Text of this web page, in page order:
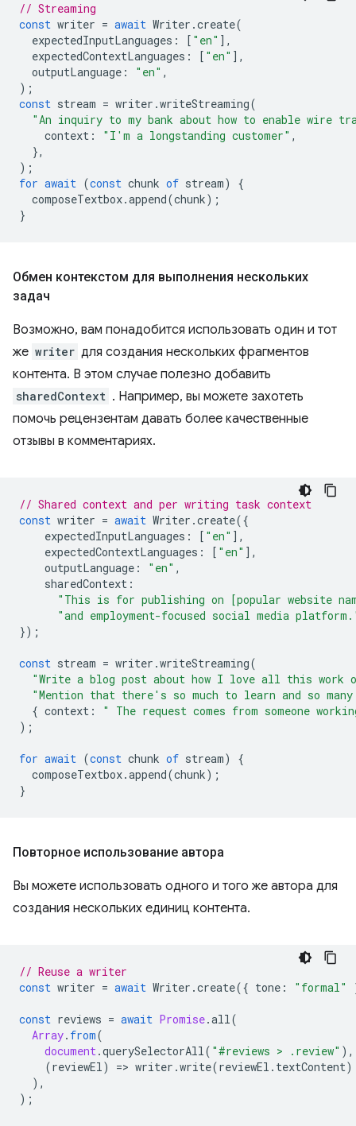
// Streaming
const writer = await Writer .create(
expectedInputLanguages : [ "en" ],
expectedContextLanguages : [ "en" ],
outputLanguage : "en" ,
);
const stream = writer .writeStreaming(
"An inquiry to my bank about how to enable wire
context : "I'm a longstanding customer" ,
},
);
for await (const chunk of stream)
{
composeTextbox.append(chunk);
}
Обмен контекстом для выполнения нескольких
задач
Возможно, вам понадобится использовать один и тот
же writer для создания нескольких фрагментов
контента. В этом случае полезно добавить
sharedContext . Например, вы можете захотеть
помочь рецензентам давать более качественные
отзывы в комментариях.
// Shared context and per writing task context
const writer = await Writer .create({
expectedInputLanguages : [ "en" ],
expectedContextLanguages : [ "en" ],
outputLanguage : "en" ,
sharedContext :
"This is for publishing on [popular website
"and employment-focused social media
});
const stream = writer .writeStreaming(
"Write a blog post about how I love all this work
"Mention that there's so much to learn and so
{ context :
" The request comes from someone
);
for await (const chunk of stream)
{
composeTextbox.append(chunk);
}
Повторное использование автора
Вы можете использовать одного и того же автора для
создания нескольких единиц контента.
// Reuse a writer
const writer = await Writer .create({ tone : "formal"
const reviews = await Promise.all(
Array. from(
document.querySelectorAll( "#reviews > .review" ),
(reviewEl) => writer .write(reviewEl . textContent)
),
);